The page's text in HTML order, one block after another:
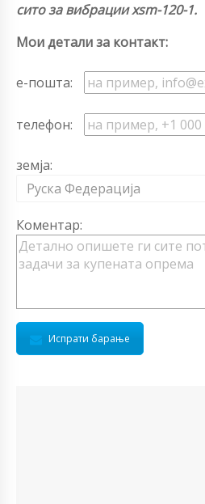
сито за вибрации xsm-120-1.
Мои детали за контакт:
е-пошта:
телефон:
земја:
Руска Федерација
Коментар:
Испрати барање